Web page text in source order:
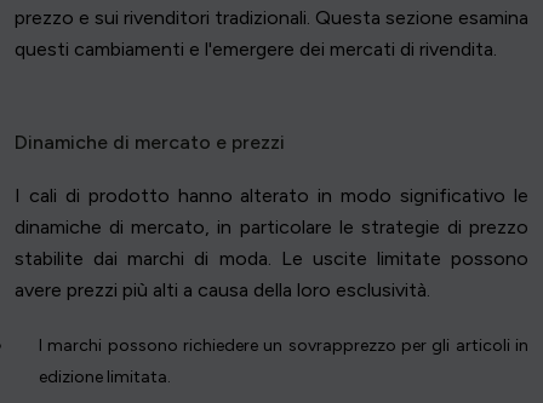
prezzo e sui rivenditori tradizionali. Questa sezione esamina
questi cambiamenti e l'emergere dei mercati di rivendita.
Dinamiche di mercato e prezzi
I cali di prodotto hanno alterato in modo significativo le
dinamiche di mercato, in particolare le strategie di prezzo
stabilite dai marchi di moda. Le uscite limitate possono
avere prezzi più alti a causa della loro esclusività.
I marchi possono richiedere un sovrapprezzo per gli articoli in
edizione limitata.